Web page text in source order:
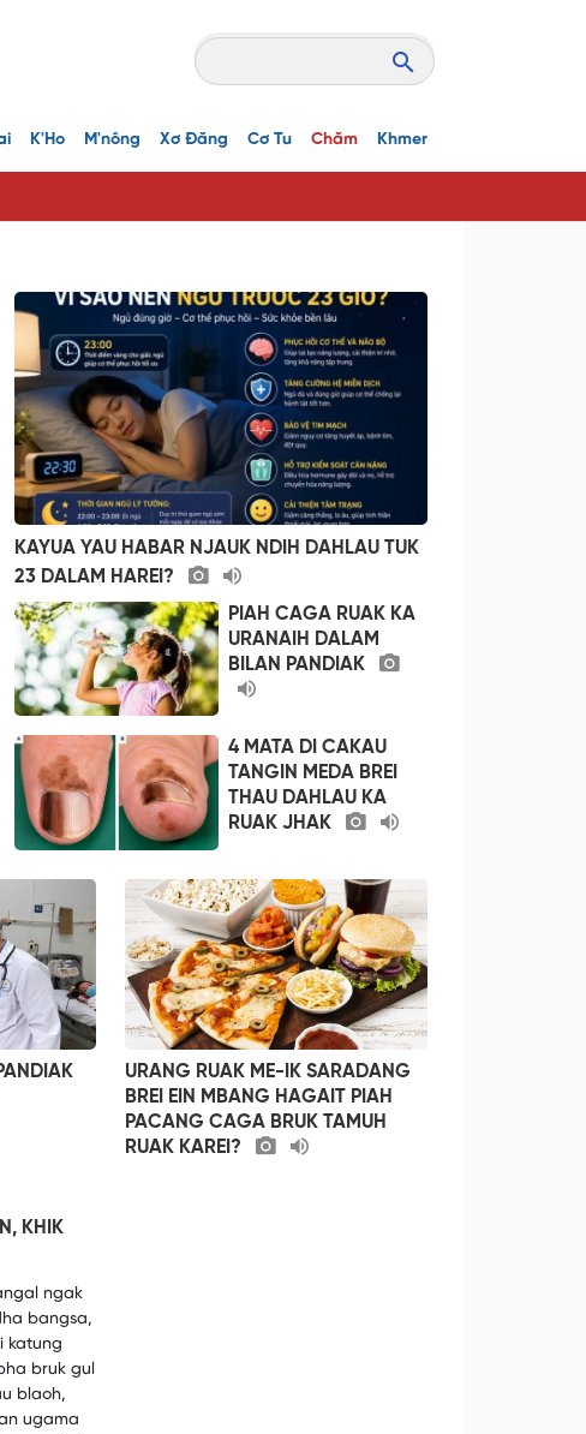
K'Ho M'nông Xơ Đăng Cơ Tu Chăm Khmer
KAYUA YAU HABAR NJAUK NDIH DAHLAU TUK
23 DALAM HAREI?
PIAH CAGA RUAK KA
URANAIH DALAM
BILAN PANDIAK
4 MATA DI CAKAU
TANGIN MEDA BREI
THAU DAHLAU KA
RUAK JHAK
URANG RUAK ME-IK SARADANG
BREI EIN MBANG HAGAIT PIAH
PACANG CAGA BRUK TAMUH
RUAK KAREI?
KHIK
ngak
bangsa,
katung
bruk gul
blaoh,
ugama